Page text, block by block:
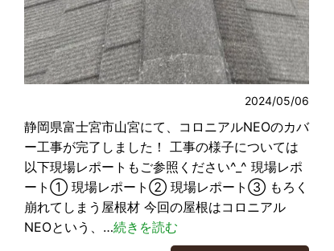
2024/05/06
静岡県富士宮市山宮にて、コロニアルNEOのカバ
ー工事が完了しました！ 工事の様子については
以下現場レポートもご参照ください^_^ 現場レポ
ート① 現場レポート② 現場レポート③ もろく
崩れてしまう屋根材 今回の屋根はコロニアル
NEOという、…続きを読む